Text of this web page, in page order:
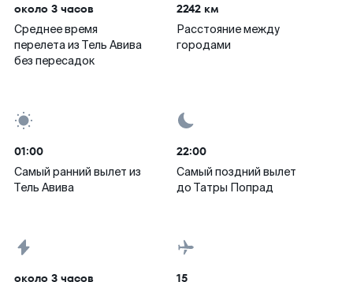
около 3 часов
Среднее время
перелета из Тель Авива
без пересадок
2242 км
Расстояние между
городами
01:00
Самый ранний вылет из
Тель Авива
22:00
Самый поздний вылет
до Татры Попрад
около 3 часов 15